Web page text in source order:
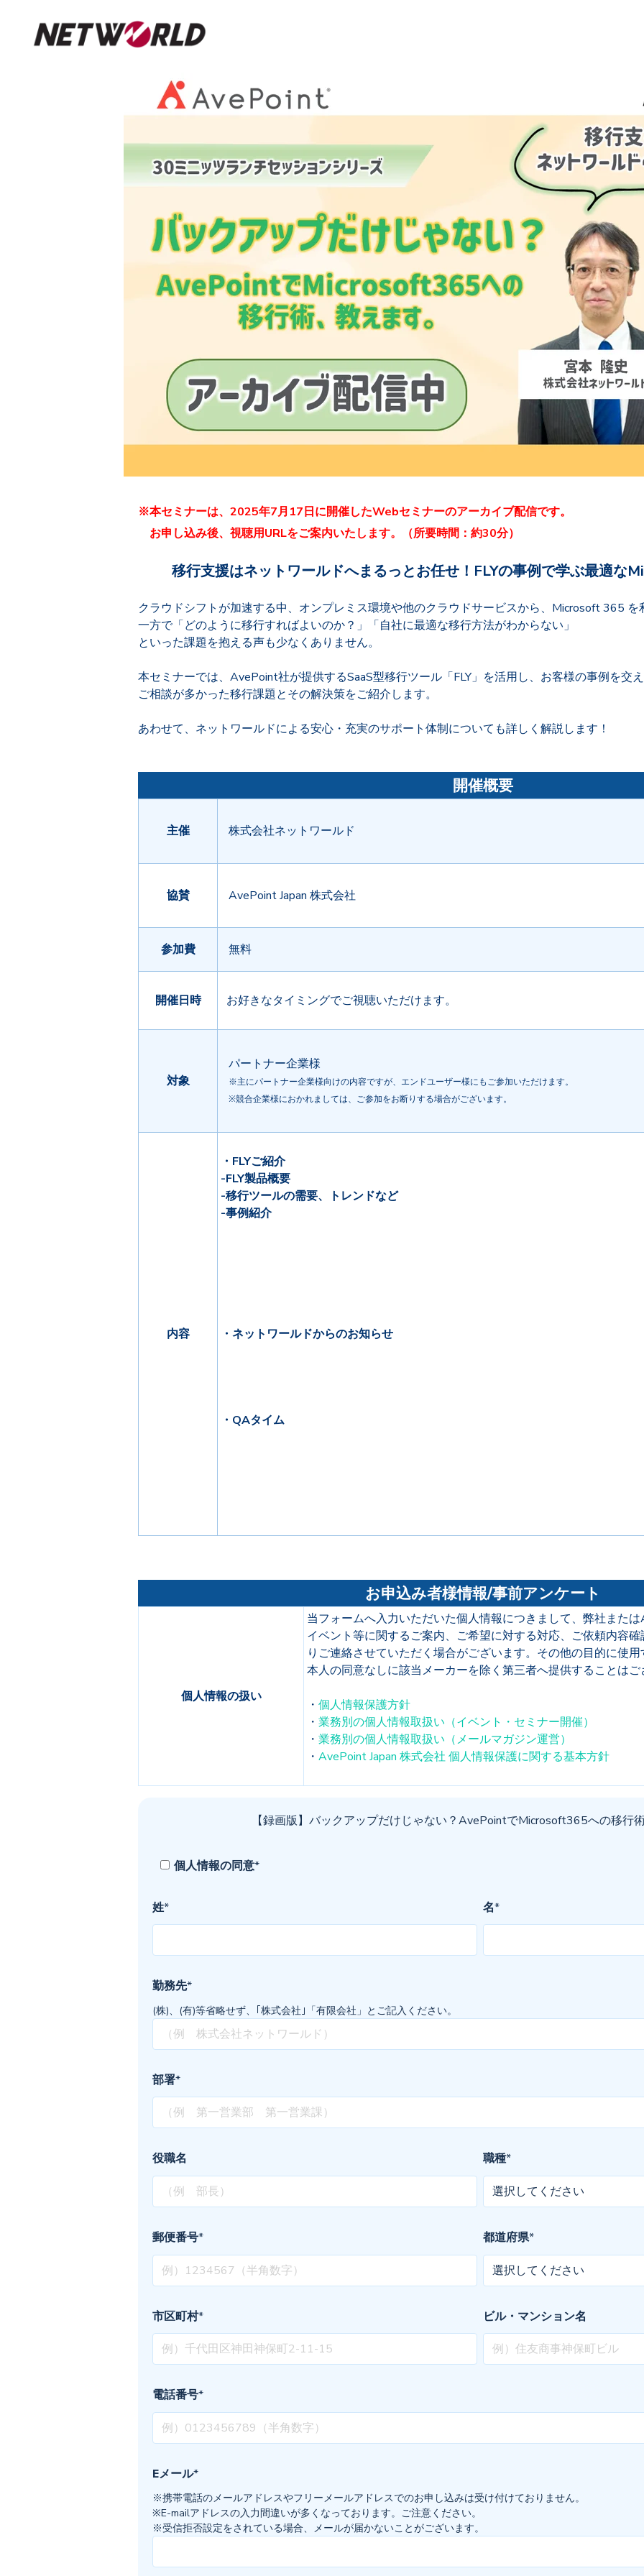
※本セミナーは、2025年7月17日に開催したWebセミナーのアーカイブ配信です。
お申し込み後、視聴用URLをご案内いたします。（所要時間：約30分）
移行支援はネットワールドへまるっとお任せ！FLYの事例で学ぶ最適な
クラウドシフトが加速する中、オンプレミス環境や他のクラウドサービスから、Microsoft 365 を
一方で「どのように移行すればよいのか？」「自社に最適な移行方法がわからない」
といった課題を抱える声も少なくありません。
本セミナーでは、AvePoint社が提供するSaaS型移行ツール「FLY」を活用し、お客様の事例を交え
ご相談が多かった移行課題とその解決策をご紹介します。
あわせて、ネットワールドによる安心・充実のサポート体制についても詳しく解説します！
開催概要
主催 株式会社ネットワールド
協賛 AvePoint Japan 株式会社
参加費 無料
開催日時 お好きなタイミングでご視聴いただけます。
対象
パートナー企業様
※主にパートナー企業様向けの内容ですが、エンドユーザー様にもご参加いただけます。
※競合企業様におかれましては、ご参加をお断りする場合がございます。
内容
・FLYご紹介
-FLY製品概要
-移行ツールの需要、トレンドなど
-事例紹介
・ネットワールドからのお知らせ
・QAタイム
お申込み者様情報/事前アンケート
個人情報の扱い
当フォームへ入力いただいた個人情報につきまして、弊社また
イベント等に関するご案内、ご希望に対する対応、ご依頼内容
りご連絡させていただく場合がございます。その他の目的に使
本人の同意なしに該当メーカーを除く第三者へ提供することはご
・ 個人情報保護方針
・ 業務別の個人情報取扱い（イベント・セミナー開催）
・ 業務別の個人情報取扱い（メールマガジン運営）
・ AvePoint Japan 株式会社 個人情報保護に関する基本方針
【録画版】バックアップだけじゃない？AvePointでMicrosoft365への移行術
個人情報の同意*
姓* 名*
勤務先*
(株)、(有)等省略せず、｢株式会社｣「有限会社」とご記入ください。
部署*
役職名 職種*
郵便番号* 都道府県*
市区町村* ビル・マンション名
電話番号*
Eメール*
※携帯電話のメールアドレスやフリーメールアドレスでのお申し込みは受け付けておりません。
※E-mailアドレスの入力間違いが多くなっております。ご注意ください。
※受信拒否設定をされている場合、メールが届かないことがございます。